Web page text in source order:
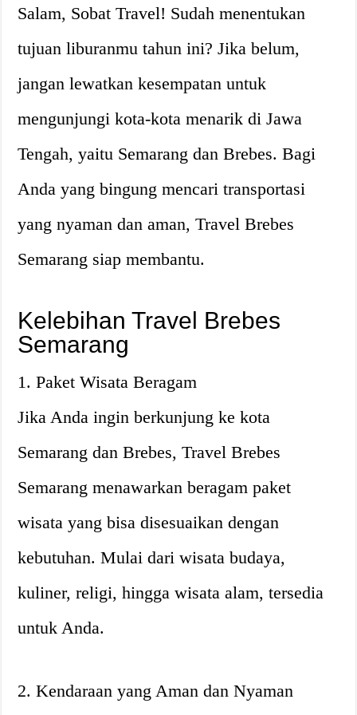
Salam, Sobat Travel! Sudah menentukan
tujuan liburanmu tahun ini? Jika belum,
jangan lewatkan kesempatan untuk
mengunjungi kota-kota menarik di Jawa
Tengah, yaitu Semarang dan Brebes. Bagi
Anda yang bingung mencari transportasi
yang nyaman dan aman, Travel Brebes
Semarang siap membantu.
Kelebihan Travel Brebes
Semarang
1. Paket Wisata Beragam
Jika Anda ingin berkunjung ke kota
Semarang dan Brebes, Travel Brebes
Semarang menawarkan beragam paket
wisata yang bisa disesuaikan dengan
kebutuhan. Mulai dari wisata budaya,
kuliner, religi, hingga wisata alam, tersedia
untuk Anda.
2. Kendaraan yang Aman dan Nyaman